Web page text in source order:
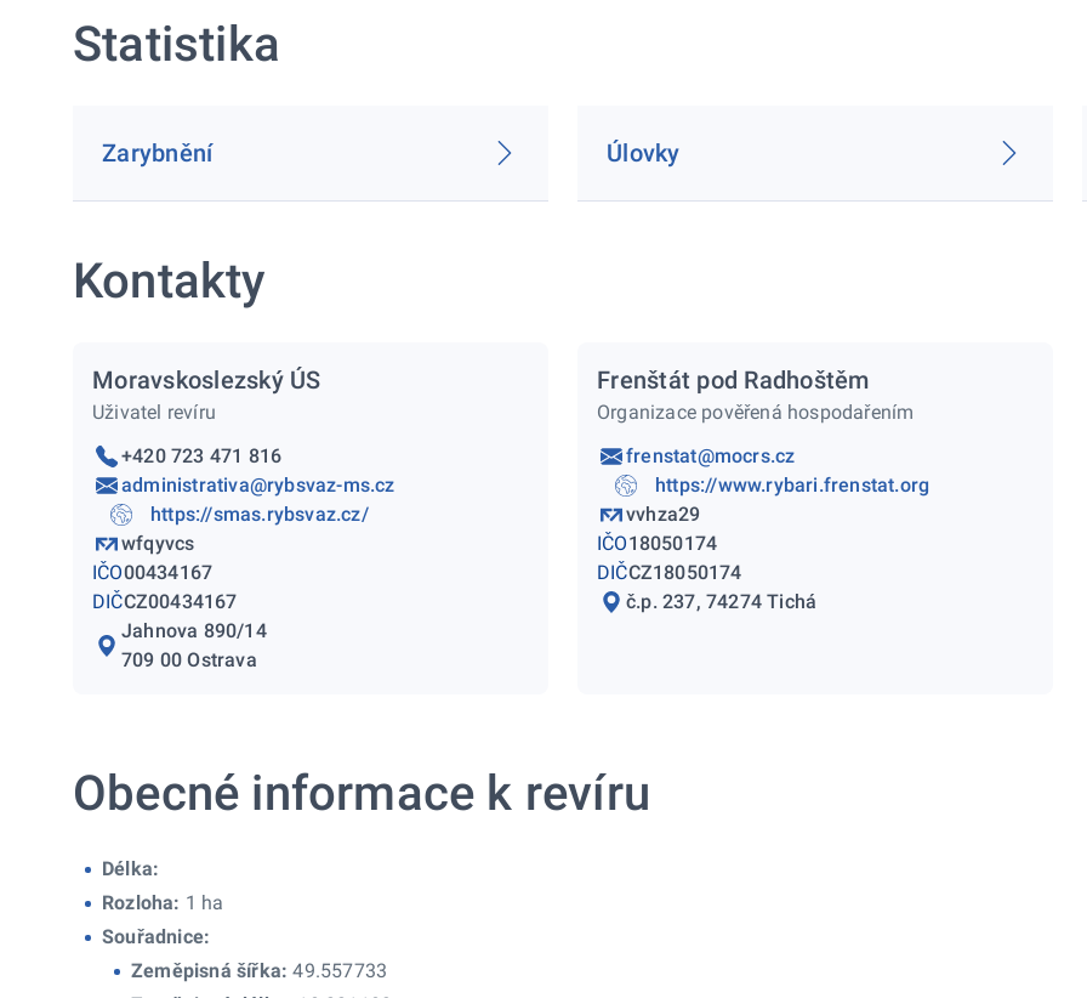
Statistika
Zarybnění Úlovky
Kontakty
Moravskoslezský ÚS
Uživatel revíru
+420 723 471 816
administrativa@rybsvaz-ms.cz
https://smas.rybsvaz.cz/
wfqyvcs
IČO00434167
DIČCZ00434167
Jahnova 890/14
709 00 Ostrava
Frenštát pod Radhoštěm
Organizace pověřená hospodařením
frenstat@mocrs.cz
https://www.rybari.frenstat.org
vvhza29
IČO18050174
DIČCZ18050174
č.p. 237, 74274 Tichá
Obecné informace k revíru
Délka:
Rozloha: 1 ha
Souřadnice:
Zeměpisná šířka: 49.557733